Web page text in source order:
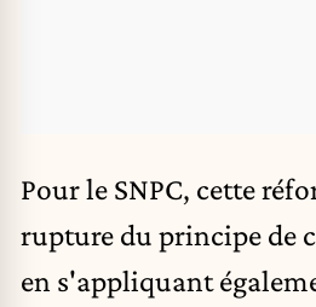
Pour le SNPC, cette
rupture du principe de
en s'appliquant